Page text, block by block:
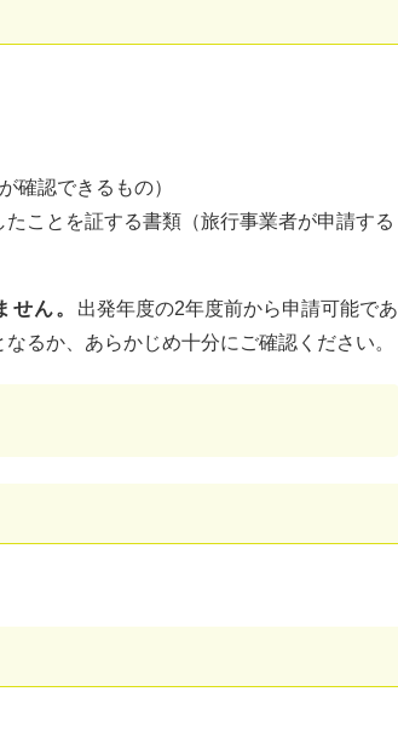
確認できるもの）
ことを証する書類（旅行事業者が申請する
ん。 出発年度の2年度前から申請可能であ
るか、あらかじめ十分にご確認ください。